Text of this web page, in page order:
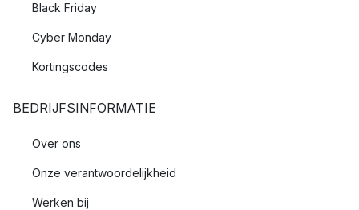
Black Friday
Cyber Monday
Kortingscodes
BEDRIJFSINFORMATIE
Over ons
Onze verantwoordelijkheid
Werken bij